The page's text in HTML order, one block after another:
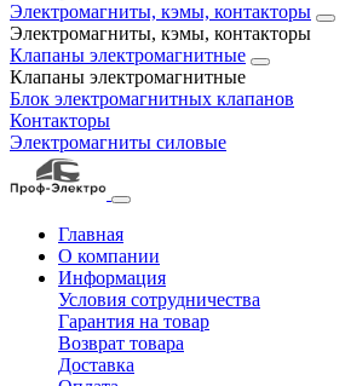
Электромагниты, кэмы, контакторы
Электромагниты, кэмы, контакторы
Клапаны электромагнитные
Клапаны электромагнитные
Блок электромагнитных клапанов
Контакторы
Электромагниты силовые
Главная
О компании
Информация
Условия сотрудничества
Гарантия на товар
Возврат товара
Доставка